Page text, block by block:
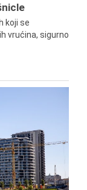
koji se
vrućina, sigurno